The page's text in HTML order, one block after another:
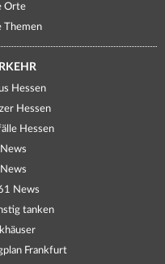
Orte
Themen
Hessen
Hessen
Hessen
News
tanken
Frankfurt